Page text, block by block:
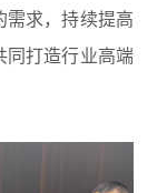
需求，持续提高
同打造行业高端